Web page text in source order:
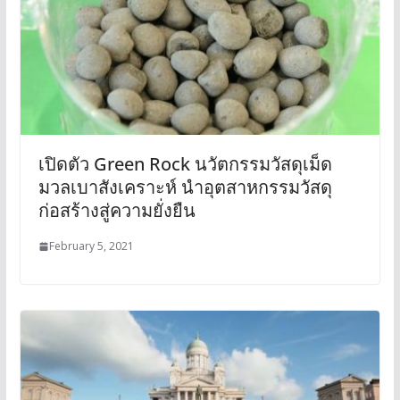
เปิดตัว Green Rock นวัตกรรมวัสดุเม็ด
มวลเบาสังเคราะห์ นำอุตสาหกรรมวัสดุ
ก่อสร้างสู่ความยั่งยืน
February 5, 2021